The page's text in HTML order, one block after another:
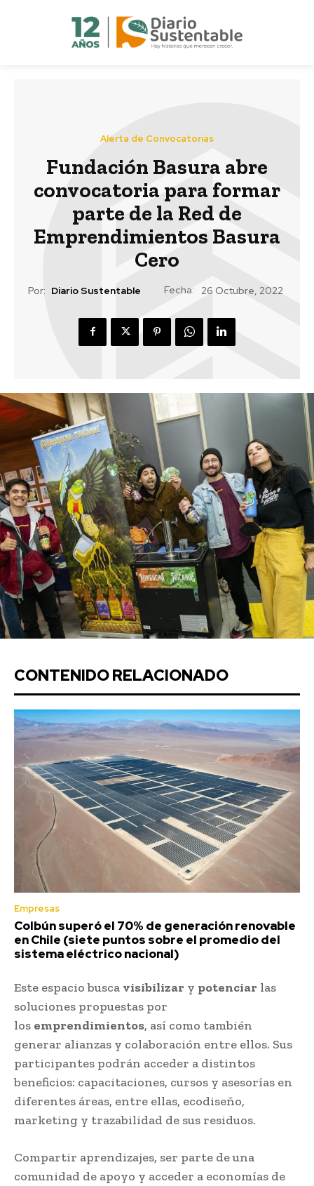
Alerta de Convocatorias
Fundación Basura abre
convocatoria para formar
parte de la Red de
Emprendimientos Basura
Cero
Por: Diario Sustentable Fecha: 26 Octubre, 2022
CONTENIDO RELACIONADO
Empresas
Colbún superó el 70% de generación renovable
en Chile (siete puntos sobre el promedio del
sistema eléctrico nacional)
Este espacio busca visibilizar y potenciar las
soluciones propuestas por
los emprendimientos, así como también
generar alianzas y colaboración entre ellos. Sus
participantes podrán acceder a distintos
beneficios: capacitaciones, cursos y asesorías en
diferentes áreas, entre ellas, ecodiseño,
marketing y trazabilidad de sus residuos.
Compartir aprendizajes, ser parte de una
comunidad de apoyo y acceder a economías de